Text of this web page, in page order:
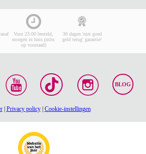
Voor 23:00 besteld,
morgen in huis (mits
op voorraad)
30 dagen 'niet goed
geld terug' garantie!
BLOG
| Privacy policy| Cookie-instellingen